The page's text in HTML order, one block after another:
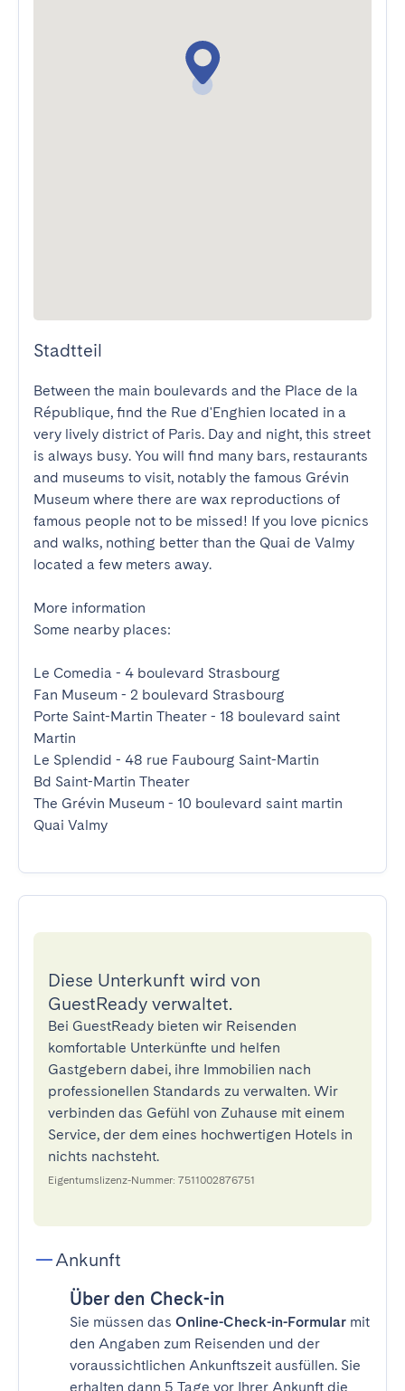
Stadtteil
Between the main boulevards and the Place de la
République, find the Rue d'Enghien located in a
very lively district of Paris. Day and night, this street
is always busy. You will find many bars, restaurants
and museums to visit, notably the famous Grévin
Museum where there are wax reproductions of
famous people not to be missed! If you love picnics
and walks, nothing better than the Quai de Valmy
located a few meters away.
More information
Some nearby places:
Le Comedia - 4 boulevard Strasbourg
Fan Museum - 2 boulevard Strasbourg
Porte Saint-Martin Theater - 18 boulevard saint
Martin
Le Splendid - 48 rue Faubourg Saint-Martin
Bd Saint-Martin Theater
The Grévin Museum - 10 boulevard saint martin
Quai Valmy
Diese Unterkunft wird von
GuestReady verwaltet.
Bei GuestReady bieten wir Reisenden
komfortable Unterkünfte und helfen
Gastgebern dabei, ihre Immobilien nach
professionellen Standards zu verwalten. Wir
verbinden das Gefühl von Zuhause mit einem
Service, der dem eines hochwertigen Hotels in
nichts nachsteht.
Eigentumslizenz-Nummer: 7511002876751
Ankunft
Über den Check-in
Sie müssen das Online-Check-in-Formular mit
den Angaben zum Reisenden und der
voraussichtlichen Ankunftszeit ausfüllen. Sie
erhalten dann 5 Tage vor Ihrer Ankunft die